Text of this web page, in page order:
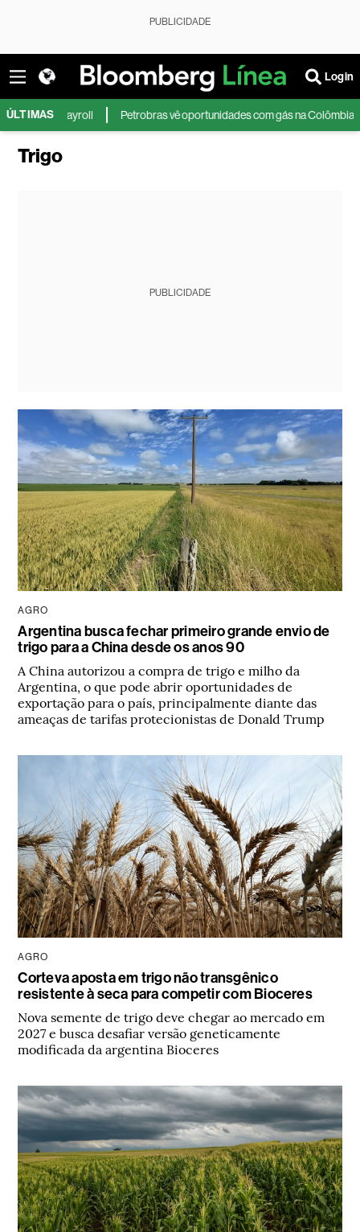
PUBLICIDADE
Login
ÚLTIMAS
payroll Petrobras vê oportunidades com gás na Colômbia e recompra
Trigo
PUBLICIDADE
AGRO
Argentina busca fechar primeiro grande envio de
trigo para a China desde os anos 90
A China autorizou a compra de trigo e milho da
Argentina, o que pode abrir oportunidades de
exportação para o país, principalmente diante das
ameaças de tarifas protecionistas de Donald Trump
AGRO
Corteva aposta em trigo não transgênico
resistente à seca para competir com Bioceres
Nova semente de trigo deve chegar ao mercado em
2027 e busca desafiar versão geneticamente
modificada da argentina Bioceres